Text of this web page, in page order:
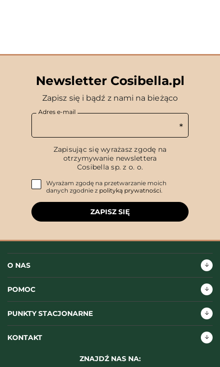
Newsletter Cosibella.pl
Zapisz się i bądź z nami na bieżąco
Adres e-mail
Zapisując się wyrażasz zgodę na
otrzymywanie newslettera
Cosibella sp. z o. o.
Wyrażam zgodę na przetwarzanie moich
danych zgodnie z polityką prywatności.
ZAPISZ SIĘ
O NAS
POMOC
PUNKTY STACJONARNE
KONTAKT
ZNAJDŹ NAS NA: